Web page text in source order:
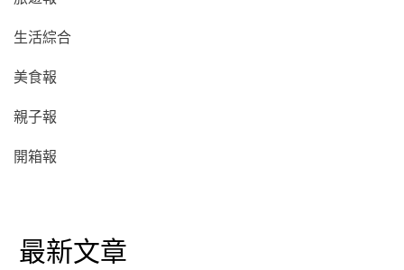
生活綜合
美食報
親子報
開箱報
最新文章